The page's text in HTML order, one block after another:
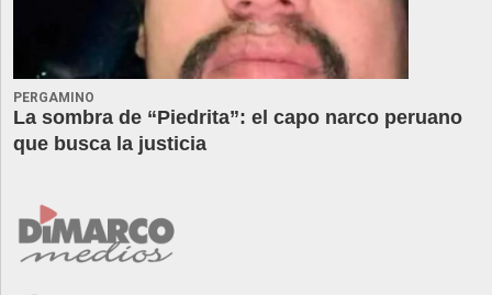
PERGAMINO
La sombra de “Piedrita”: el capo narco peruano
que busca la justicia